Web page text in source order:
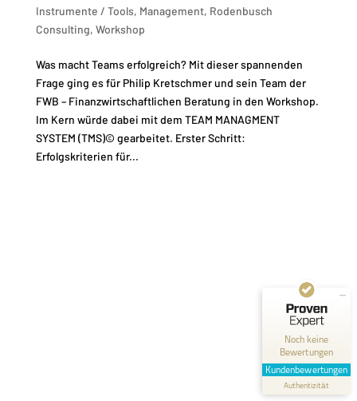
Instrumente / Tools, Management, Rodenbusch
Consulting, Workshop
Was macht Teams erfolgreich? Mit dieser spannenden
Frage ging es für Philip Kretschmer und sein Team der
FWB – Finanzwirtschaftlichen Beratung in den Workshop.
Im Kern würde dabei mit dem TEAM MANAGMENT
SYSTEM (TMS)© gearbeitet. Erster Schritt:
Erfolgskriterien für...
Noch keine
Bewertungen
Kundenbewertungen
Authentizität
Erfahren Sie mehr über dieses Bewertungssiegel
1.1.1970